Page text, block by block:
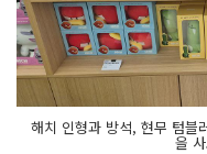
해치 인형과 방석, 현무 텀블
을